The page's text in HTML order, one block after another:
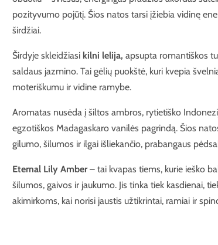
pozityvumo pojūtį. Šios natos tarsi įžiebia vidinę
širdžiai.
Širdyje skleidžiasi kilni lelija,apsupta romantiškos
saldaus jazmino. Tai gėlių puokštė, kuri kvepia
moteriškumu ir vidine ramybe.
Aromatas nusėda į šiltos ambros, rytietiško
egzotiškos Madagaskaro vanilės pagrindą. Šios
gilumo, šilumos ir ilgai išliekančio, prabangaus
Eternal Lily Amber– tai kvapas tiems, kurie ieško
šilumos, gaivos ir jaukumo. Jis tinka tiek kasdienai,
akimirkoms, kai norisi jaustis užtikrintai, ramiai ir